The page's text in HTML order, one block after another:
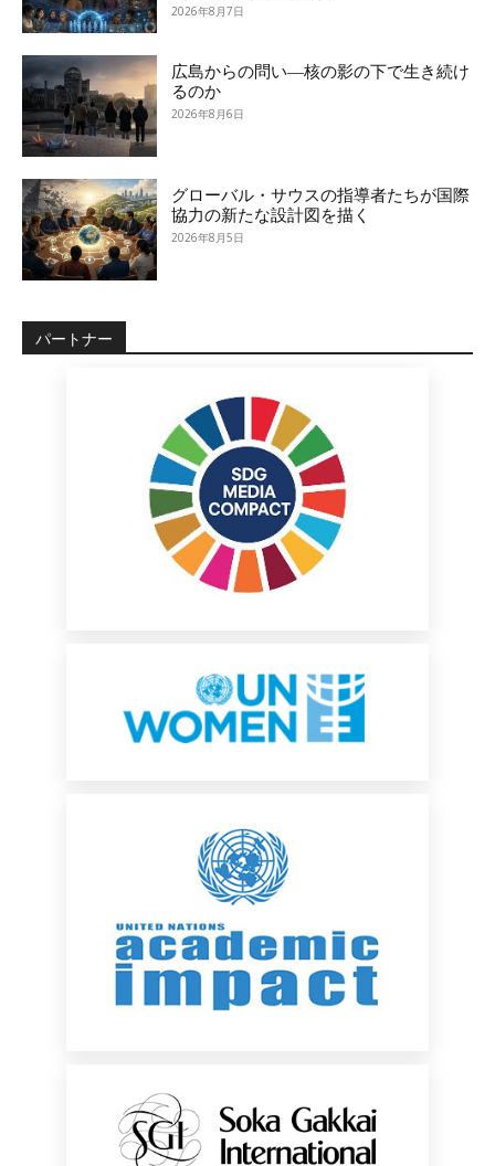
2026年8月7日
広島からの問い―核の影の下で生き続け
るのか
2026年8月6日
グローバル・サウスの指導者たちが国際
協力の新たな設計図を描く
2026年8月5日
パートナー